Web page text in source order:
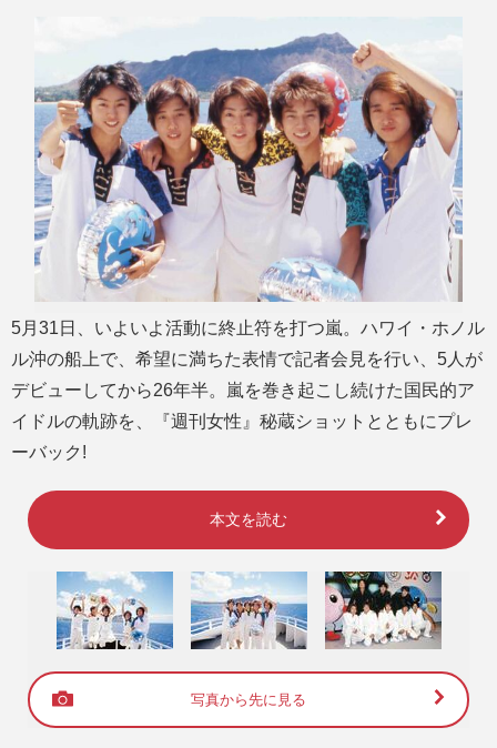
t
e
5月31日、いよいよ活動に終止符を打つ嵐。ハワイ・ホノル
ル沖の船上で、希望に満ちた表情で記者会見を行い、5人が
デビューしてから26年半。嵐を巻き起こし続けた国民的ア
イドルの軌跡を、『週刊女性』秘蔵ショットとともにプレ
ーバック!
本文を読む
写真から先に見る